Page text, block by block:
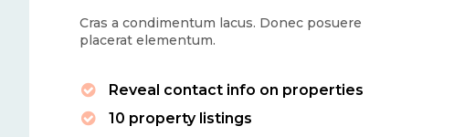
placeholder text
placeholder text
Cras a condimentum lacus. Donec posuere
placerat elementum.
Reveal contact info on properties
10 property listings